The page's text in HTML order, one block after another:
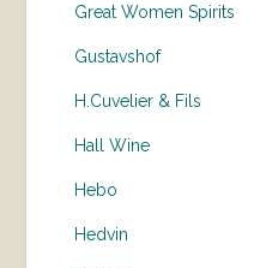
Great Women Spirits
Gustavshof
H.Cuvelier & Fils
Hall Wine
Hebo
Hedvin